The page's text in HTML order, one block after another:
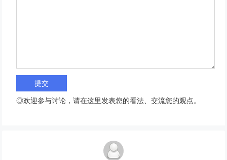
◎欢迎参与讨论，请在这里发表您的看法、交流您的观点。